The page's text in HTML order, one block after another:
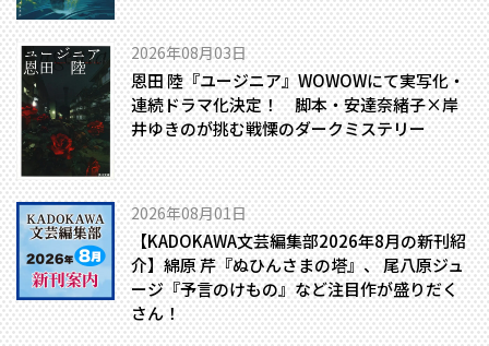
2026年08月03日
恩田 陸『ユージニア』WOWOWにて実写化・
連続ドラマ化決定！ 脚本・安達奈緒子×岸
井ゆきのが挑む戦慄のダークミステリー
2026年08月01日
【KADOKAWA文芸編集部2026年8月の新刊紹
介】綿原 芹『ぬひんさまの塔』、 尾八原ジュ
ージ『予言のけもの』など注目作が盛りだく
さん！